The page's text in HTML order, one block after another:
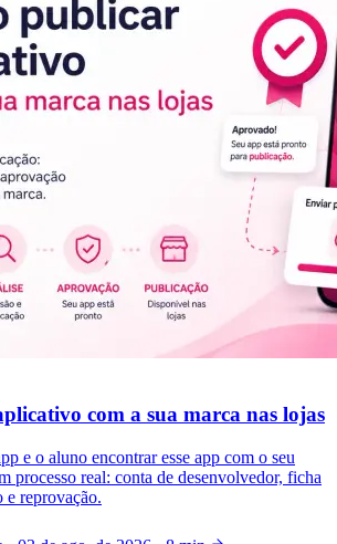
com a sua marca nas lojas
e o aluno encontrar esse app com o seu
processo real: conta de desenvolvedor, ficha
e reprovação.